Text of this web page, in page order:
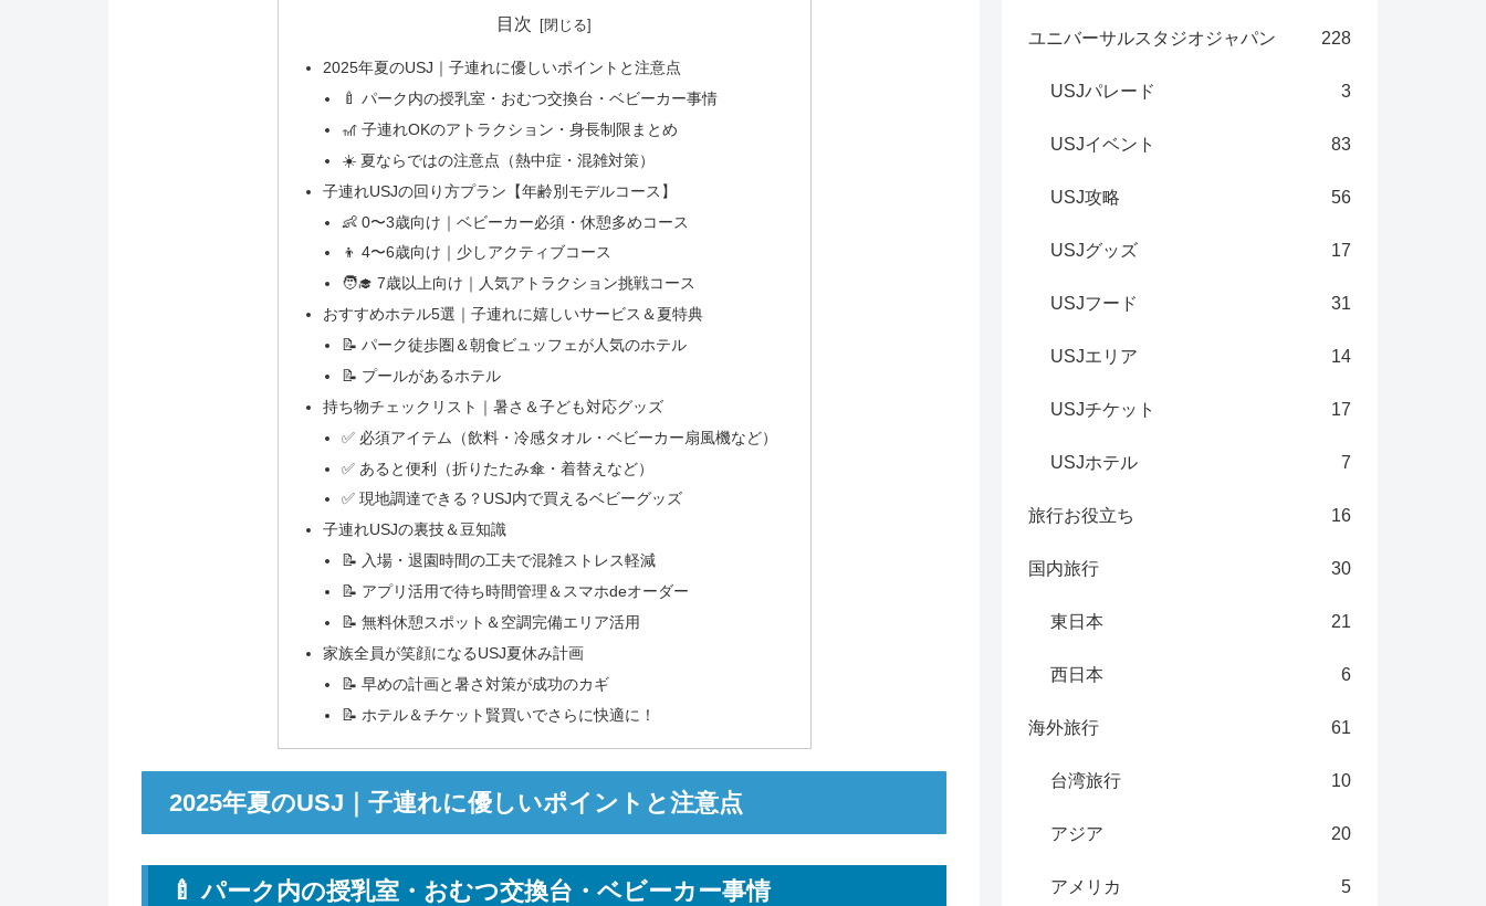
目次
2025年夏のUSJ｜子連れに優しいポイントと注意点
🍼 パーク内の授乳室・おむつ交換台・ベビーカー事情
🎢 子連れOKのアトラクション・身長制限まとめ
☀️ 夏ならではの注意点（熱中症・混雑対策）
子連れUSJの回り方プラン【年齢別モデルコース】
👶 0〜3歳向け｜ベビーカー必須・休憩多めコース
👦 4〜6歳向け｜少しアクティブコース
🧑‍🎓 7歳以上向け｜人気アトラクション挑戦コース
おすすめホテル5選｜子連れに嬉しいサービス＆夏特典
📝 パーク徒歩圏＆朝食ビュッフェが人気のホテル
📝 プールがあるホテル
持ち物チェックリスト｜暑さ＆子ども対応グッズ
✅ 必須アイテム（飲料・冷感タオル・ベビーカー扇風機など）
✅ あると便利（折りたたみ傘・着替えなど）
✅ 現地調達できる？USJ内で買えるベビーグッズ
子連れUSJの裏技＆豆知識
📝 入場・退園時間の工夫で混雑ストレス軽減
📝 アプリ活用で待ち時間管理＆スマホdeオーダー
📝 無料休憩スポット＆空調完備エリア活用
家族全員が笑顔になるUSJ夏休み計画
📝 早めの計画と暑さ対策が成功のカギ
📝 ホテル＆チケット賢買いでさらに快適に！
2025年夏のUSJ｜子連れに優しいポイントと注意点
🍼 パーク内の授乳室・おむつ交換台・ベビーカー事情
ユニバーサルスタジオジャパン 228
USJパレード 3
USJイベント 83
USJ攻略 56
USJグッズ 17
USJフード 31
USJエリア 14
USJチケット 17
USJホテル 7
旅行お役立ち 16
国内旅行 30
東日本 21
西日本 6
海外旅行 61
台湾旅行 10
アジア 20
アメリカ 5